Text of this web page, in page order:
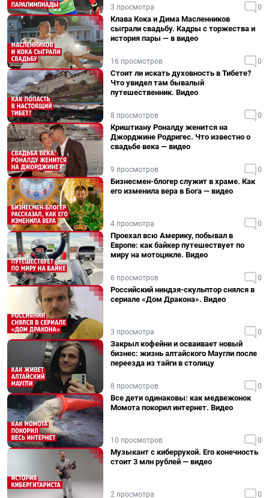
3 просмотра 0
Клава Кока и Дима Масленников
сыграли свадьбу. Кадры с торжества и
история пары — в видео
16 просмотров 0
Стоит ли искать духовность в Тибете?
Что увидел там бывалый
путешественник. Видео
8 просмотров 0
Криштиану Роналду женится на
Джорджине Родригес. Что известно о
свадьбе века — видео
9 просмотров 0
Бизнесмен-блогер служит в храме. Как
его изменила вера в Бога — видео
4 просмотра 0
Проехал всю Америку, побывал в
Европе: как байкер путешествует по
миру на мотоцикле. Видео
6 просмотров 0
Российский ниндзя-скульптор снялся в
сериале «Дом Дракона». Видео
3 просмотра 0
Закрыл кофейни и осваивает новый
бизнес: жизнь алтайского Маугли после
переезда из тайги в столицу
8 просмотров 0
Все дети одинаковы: как медвежонок
Момота покорил интернет. Видео
10 просмотров 0
Музыкант с киберрукой. Его конечность
стоит 3 млн рублей — видео
2 просмотра 0